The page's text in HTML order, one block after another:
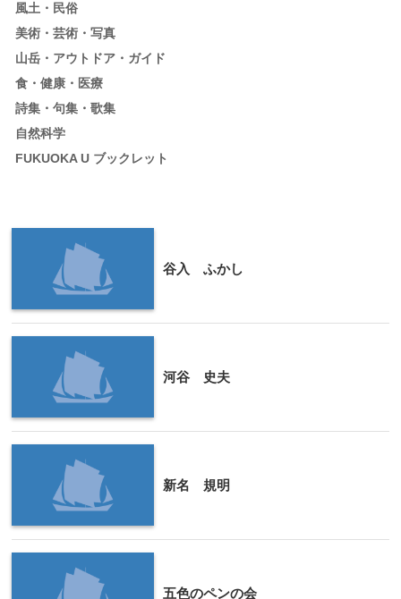
風土・民俗
美術・芸術・写真
山岳・アウトドア・ガイド
食・健康・医療
詩集・句集・歌集
自然科学
FUKUOKA U ブックレット
谷入 ふかし
河谷 史夫
新名 規明
五色のペンの会